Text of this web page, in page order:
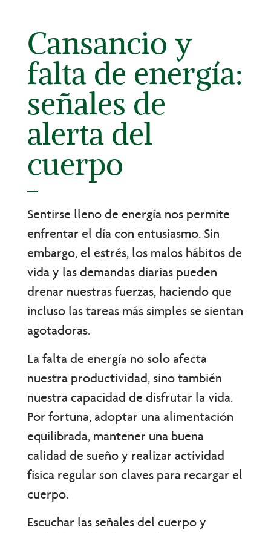
Cansancio y
falta de energía:
señales de
alerta del
cuerpo
Sentirse lleno de energía nos permite
enfrentar el día con entusiasmo. Sin
embargo, el estrés, los malos hábitos de
vida y las demandas diarias pueden
drenar nuestras fuerzas, haciendo que
incluso las tareas más simples se sientan
agotadoras.
La falta de energía no solo afecta
nuestra productividad, sino también
nuestra capacidad de disfrutar la vida.
Por fortuna, adoptar una alimentación
equilibrada, mantener una buena
calidad de sueño y realizar actividad
física regular son claves para recargar el
cuerpo.
Escuchar las señales del cuerpo y